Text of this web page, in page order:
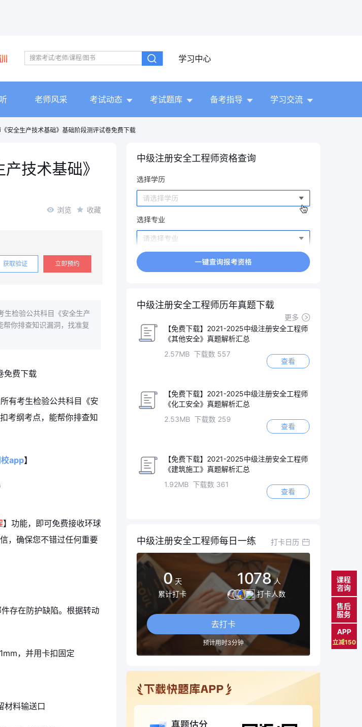
学习中心
老师风采 考试动态 考试题库 备考指导 学习交流
安全生产技术基础》基础阶段测评试卷免费下载
技术基础》
浏览 收藏
获取验证 立即预约
生检验公共科目《安全生产
你排查知识漏洞，找准复
有考生检验公共科目《安
考纲考点，能帮你排查知
app】
】功能，即可免费接收环球
，确保您不错过任何重要
存在防护缺陷。根据转动
，并用卡扣固定
材料输送口
中级注册安全工程师资格查询
中级注册安全工程师历年真题下载
更多
【免费下载】2021-2025中级注册安全工程师
《其他安全》真题解析汇总
2.57MB 下载数 557
查看
【免费下载】2021-2025中级注册安全工程师
《化工安全》真题解析汇总
2.53MB 下载数 259
查看
【免费下载】2021-2025中级注册安全工程师
《建筑施工》真题解析汇总
1.92MB 下载数 361
查看
中级注册安全工程师每日一练 打卡日历
0 天
累计打卡
1078 人
打卡人数
去打卡
预计用时3分钟
课程
咨询
售后
服务
APP
立减150